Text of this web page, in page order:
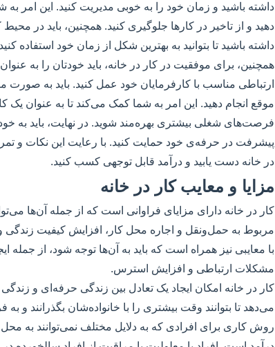
داشته باشید و زمان خود را به خوبی مدیریت کنید. این امر
دهید و از تاخیر در کارها جلوگیری کنید. همچنین، باید در
داشته باشید تا بتوانید به بهترین شکل از زمان خود استفاده
همچنین، برای موفقیت در کار در خانه، باید خودتان را به
ارتباطی مناسب با کارفرمایان خود عمل کنید. باید به صورت
موقع انجام دهید. این امر به شما کمک می‌کند تا به عنوان یک
فرصت‌های شغلی بیشتری بهره‌مند شوید. در نهایت، باید به
پیشرفت در حرفه‌ی خود حمایت کنید. با رعایت این نکات و
در خانه دست یابید و درآمد قابل توجهی کسب کنید.
مزایا و معایب کار در خانه
کار در خانه دارای مزایای فراوانی است که از جمله آن‌ها
مربوط به حمل‌ونقل و اجاره محل کار، افزایش کیفیت زندگی
با معایبی نیز همراه است که باید به آن‌ها توجه شود، از جمله
مشکلات ارتباطی و افزایش استرس.
کار در خانه امکان ایجاد یک تعادل بین زندگی حرفه‌ای و
می‌دهد تا بتوانند وقت بیشتری را با خانواده‌شان بگذرانند و
روش کاری برای افرادی که به دلایل مختلف نمی‌توانند به